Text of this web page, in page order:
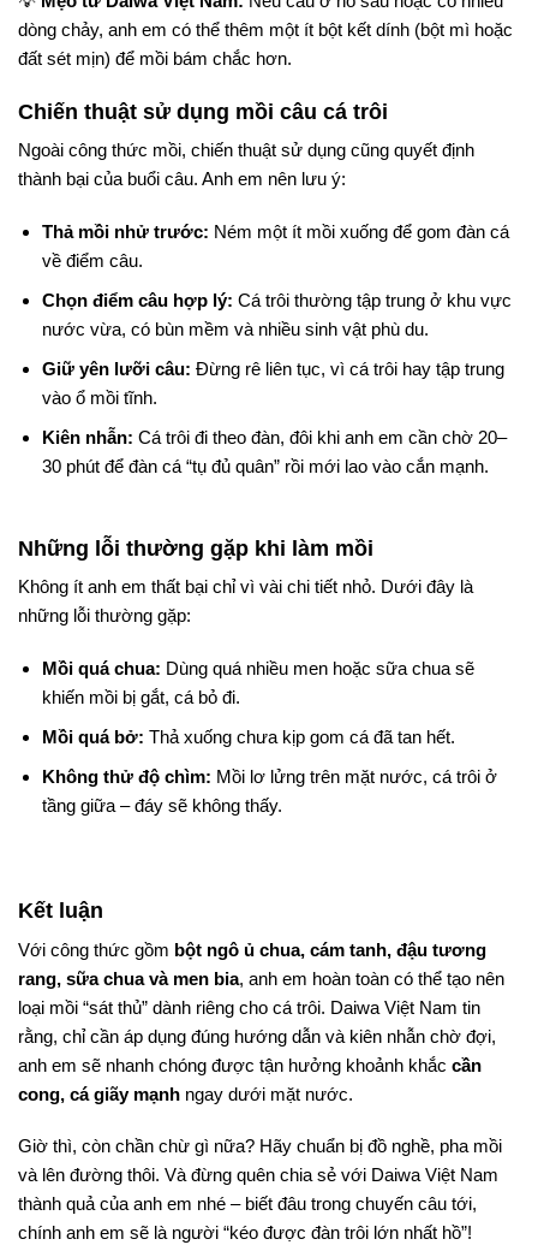
dòng chảy, anh em có thể thêm một ít bột kết dính (bột mì hoặc
đất sét mịn) để mồi bám chắc hơn.
Chiến thuật sử dụng mồi câu cá trôi
Ngoài công thức mồi, chiến thuật sử dụng cũng quyết định
thành bại của buổi câu. Anh em nên lưu ý:
Thả mồi nhử trước: Ném một ít mồi xuống để gom đàn cá
về điểm câu.
Chọn điểm câu hợp lý: Cá trôi thường tập trung ở khu vực
nước vừa, có bùn mềm và nhiều sinh vật phù du.
Giữ yên lưỡi câu: Đừng rê liên tục, vì cá trôi hay tập trung
vào ổ mồi tĩnh.
Kiên nhẫn: Cá trôi đi theo đàn, đôi khi anh em cần chờ 20–
30 phút để đàn cá “tụ đủ quân” rồi mới lao vào cắn mạnh.
Những lỗi thường gặp khi làm mồi
Không ít anh em thất bại chỉ vì vài chi tiết nhỏ. Dưới đây là
những lỗi thường gặp:
Mồi quá chua: Dùng quá nhiều men hoặc sữa chua sẽ
khiến mồi bị gắt, cá bỏ đi.
Mồi quá bở: Thả xuống chưa kịp gom cá đã tan hết.
Không thử độ chìm: Mồi lơ lửng trên mặt nước, cá trôi ở
tầng giữa – đáy sẽ không thấy.
Kết luận
Với công thức gồm bột ngô ủ chua, cám tanh, đậu tương
rang, sữa chua và men bia, anh em hoàn toàn có thể tạo nên
loại mồi “sát thủ” dành riêng cho cá trôi. Daiwa Việt Nam tin
rằng, chỉ cần áp dụng đúng hướng dẫn và kiên nhẫn chờ đợi,
anh em sẽ nhanh chóng được tận hưởng khoảnh khắc cần
cong, cá giãy mạnh ngay dưới mặt nước.
Giờ thì, còn chần chừ gì nữa? Hãy chuẩn bị đồ nghề, pha mồi
và lên đường thôi. Và đừng quên chia sẻ với Daiwa Việt Nam
thành quả của anh em nhé – biết đâu trong chuyến câu tới,
chính anh em sẽ là người “kéo được đàn trôi lớn nhất hồ”!